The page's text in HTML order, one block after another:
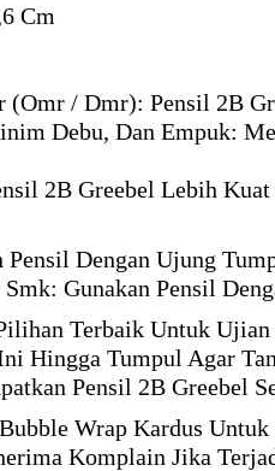
Cm
/ Dmr): Pensil 2B
Debu, Dan Empuk:
2B Greebel Lebih
Pensil Dengan Ujung
Gunakan Pensil
Terbaik Untuk
Hingga Tumpul Agar
Pensil 2B Greebel
Wrap Kardus
Komplain Jika